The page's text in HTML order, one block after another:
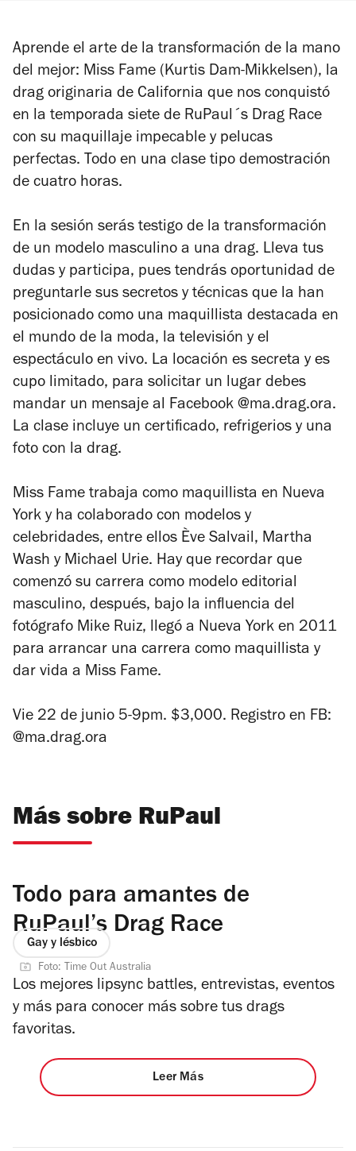
Aprende el arte de la transformación de la mano
del mejor: Miss Fame (Kurtis Dam-Mikkelsen), la
drag originaria de California que nos conquistó
en la temporada siete de RuPaul´s Drag Race
con su maquillaje impecable y pelucas
perfectas. Todo en una clase tipo demostración
de cuatro horas.
En la sesión serás testigo de la transformación
de un modelo masculino a una drag. Lleva tus
dudas y participa, pues tendrás oportunidad de
preguntarle sus secretos y técnicas que la han
posicionado como una maquillista destacada en
el mundo de la moda, la televisión y el
espectáculo en vivo. La locación es secreta y es
cupo limitado, para solicitar un lugar debes
mandar un mensaje al Facebook @ma.drag.ora.
La clase incluye un certificado, refrigerios y una
foto con la drag.
Miss Fame trabaja como maquillista en Nueva
York y ha colaborado con modelos y
celebridades, entre ellos Ève Salvail, Martha
Wash y Michael Urie. Hay que recordar que
comenzó su carrera como modelo editorial
masculino, después, bajo la influencia del
fotógrafo Mike Ruiz, llegó a Nueva York en 2011
para arrancar una carrera como maquillista y
dar vida a Miss Fame.
Vie 22 de junio 5-9pm. $3,000. Registro en FB:
@ma.drag.ora
Más sobre RuPaul
Todo para amantes de
RuPaul’s Drag Race
Gay y lésbico
Foto: Time Out Australia
Los mejores lipsync battles, entrevistas, eventos
y más para conocer más sobre tus drags
favoritas.
Leer Más